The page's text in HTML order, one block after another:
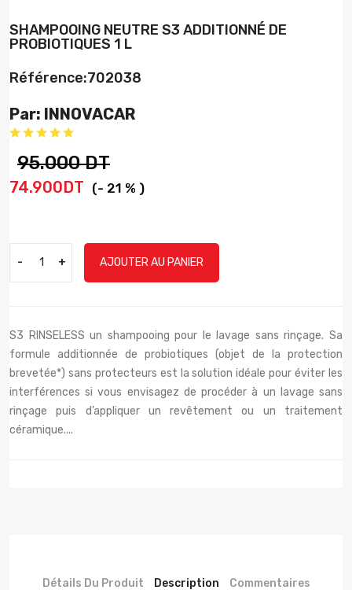
SHAMPOOING NEUTRE S3 ADDITIONNÉ DE
PROBIOTIQUES 1 L
Référence:702038
Par: INNOVACAR
95.000 DT
74.900DT (- 21 % )
- + AJOUTER AU PANIER
S3 RINSELESS un shampooing pour le lavage sans rinçage. Sa
formule additionnée de probiotiques (objet de la protection
brevetée*) sans protecteurs est la solution idéale pour éviter les
interférences si vous envisagez de procéder à un lavage sans
rinçage puis d’appliquer un revêtement ou un traitement
céramique....
Détails Du Produit Description Commentaires